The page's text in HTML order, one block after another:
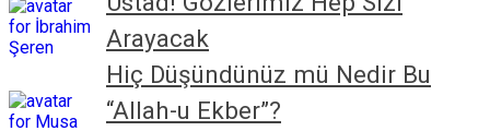
Arayacak
Hiç Düşündünüz mü Nedir Bu
“Allah-u Ekber”?